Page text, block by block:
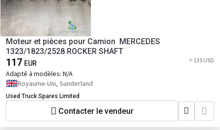
Moteur et pièces pour Camion MERCEDES
1323/1823/2528 ROCKER SHAFT
117 EUR ≈ 135 USD
Adapté à modèles: N/A
Royaume-Uni, Sunderland
Used Truck Spares Limited
Contacter le vendeur